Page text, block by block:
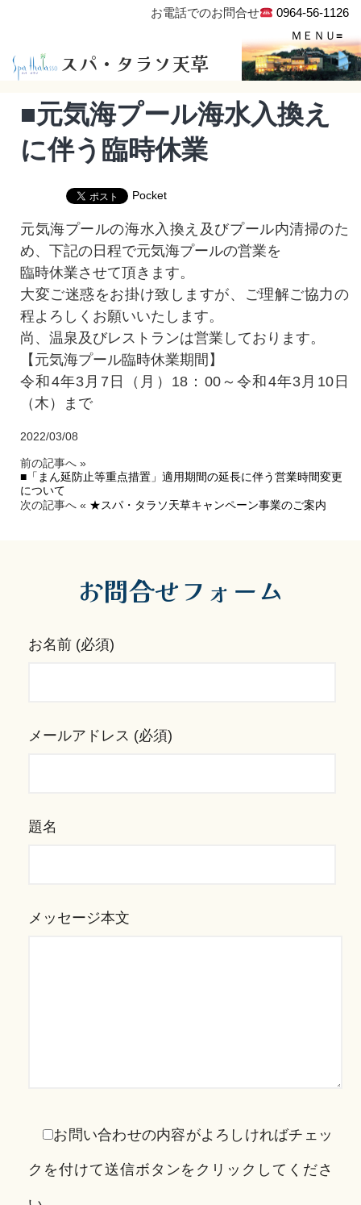
お電話でのお問合せ 0964-56-1126
スパ・タラソ天草
■元気海プール海水入換え
に伴う臨時休業
Pocket
元気海プールの海水入換え及びプール内清掃のた
め、下記の日程で元気海プールの営業を
臨時休業させて頂きます。
大変ご迷惑をお掛け致しますが、ご理解ご協力の
程よろしくお願いいたします。
尚、温泉及びレストランは営業しております。
【元気海プール臨時休業期間】
令和4年3月7日（月）18：00～令和4年3月10日
（木）まで
2022/03/08
前の記事へ »
■「まん延防止等重点措置」適用期間の延長に伴う営業時間変更
について
次の記事へ « ★スパ・タラソ天草キャンペーン事業のご案内
お問合せフォーム
お名前 (必須)
メールアドレス (必須)
題名
メッセージ本文
お問い合わせの内容がよろしければチェッ
クを付けて送信ボタンをクリックしてくださ